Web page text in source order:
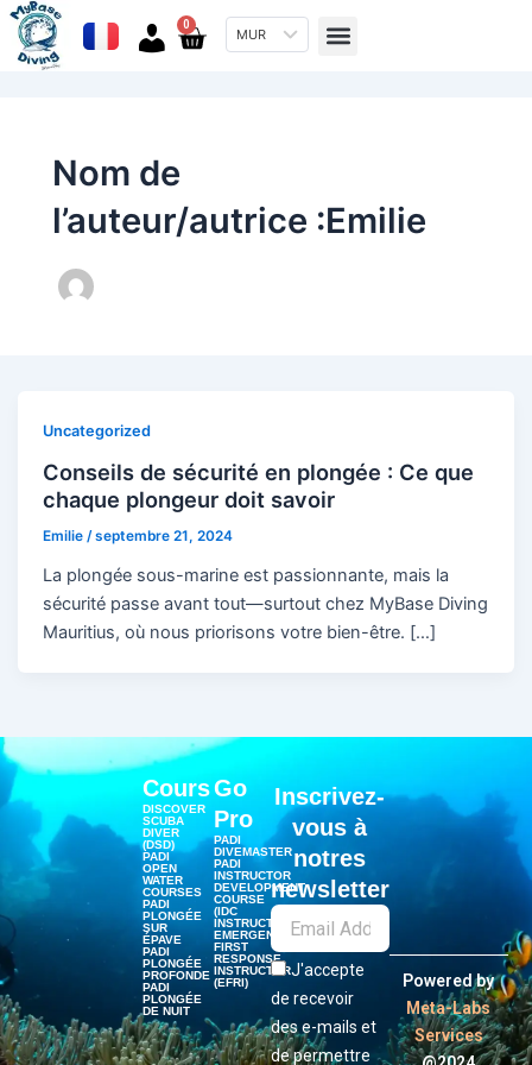
Aller
contenu
0 Cart
MUR Menu
Nom de
l’auteur/autrice :Emilie
Uncategorized
Conseils de sécurité en plongée : Ce que
chaque plongeur doit savoir
Emilie/septembre 21, 2024
La plongée sous-marine est passionnante, mais la
sécurité passe avant tout—surtout chez MyBase Diving
Mauritius, où nous priorisons votre bien-être. […]
Cours
DISCOVER
SCUBA
DIVER
(DSD)
PADI
OPEN
WATER
COURSES
PADI
PLONGÉE
SUR
ÉPAVE
PADI
PLONGÉE
PROFONDE
PADI
PLONGÉE
DE NUIT
Go
Pro
PADI
DIVEMASTER
PADI
INSTRUCTOR
DEVELOPMENT
COURSE
(IDC
INSTRUCTOR)
EMERGENCY
FIRST
RESPONSE
INSTRUCTOR
(EFRI)
Inscrivez-
vous à
notres
newsletter
J'accepte
de recevoir
des e-mails et
de permettre
Powered by
Meta-Labs
Services